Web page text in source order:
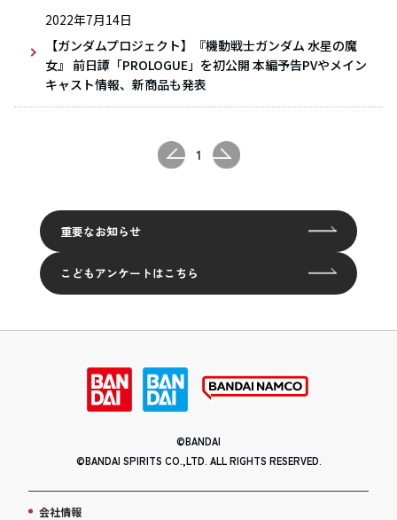
2022年7月14日
【ガンダムプロジェクト】『機動戦士ガンダム 水星の魔
女』 前日譚「PROLOGUE」を初公開 本編予告PVやメイン
キャスト情報、新商品も発表
1
重要なお知らせ
こどもアンケートはこちら
©BANDAI
©BANDAI SPIRITS CO.,LTD. ALL RIGHTS RESERVED.
会社情報